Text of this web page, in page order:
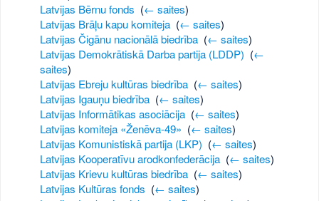
Latvijas Bērnu fonds (← saites)
Latvijas Brāļu kapu komiteja‎ (← saites)
Latvijas Čigānu nacionālā biedrība‎ (← saites)
Latvijas Demokrātiskā Darba partija (LDDP) (←
saites)
Latvijas Ebreju kultūras biedrība‎ (← saites)
Latvijas Igauņu biedrība‎ (← saites)
Latvijas Informātikas asociācija‎ (← saites)
Latvijas komiteja «Ženēva-49» (← saites)
Latvijas Komunistiskā partija (LKP) (← saites)
Latvijas Kooperatīvu arodkonfederācija‎ (← saites)
Latvijas Krievu kultūras biedrība‎ (← saites)
Latvijas Kultūras fonds (← saites)